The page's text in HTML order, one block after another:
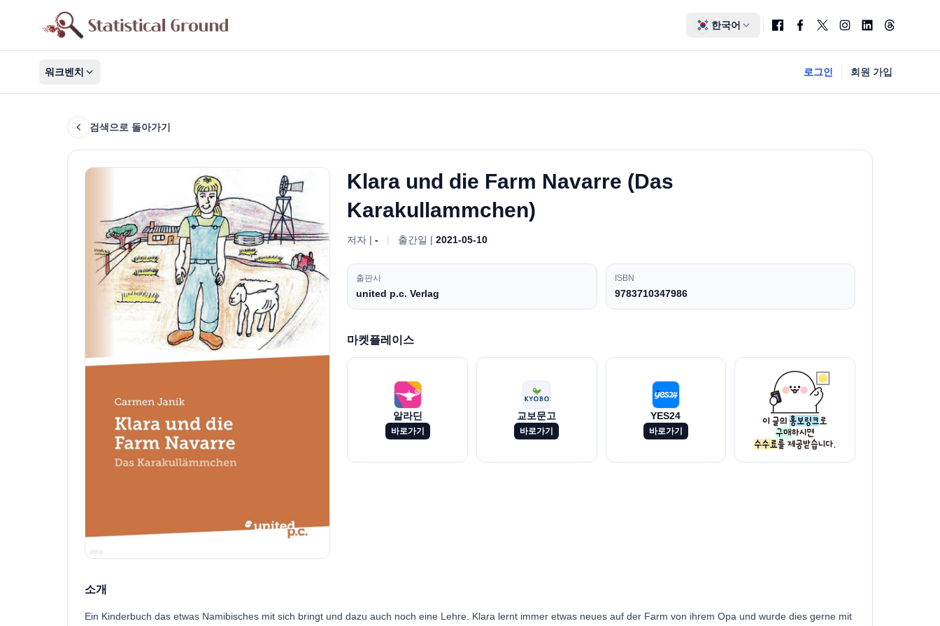
한국어
워크벤치 로그인 회원 가입
검색으로 돌아가기
Klara und die Farm Navarre (Das
Karakullammchen)
저자 |- | 출간일 |2021-05-10
출판사
united p.c. Verlag
ISBN
9783710347986
마켓플레이스
알라딘
바로가기
교보문고
바로가기
YES24
바로가기
소개
Ein Kinderbuch das etwas Namibisches mit sich bringt und dazu auch noch eine Lehre. Klara lernt immer etwas neues auf der Farm von ihrem Opa und wurde dies gerne mit